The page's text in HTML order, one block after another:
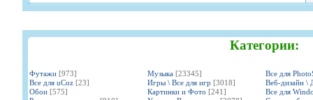
Категории:
Футажи [973] Музыка [23345]
Все для
Все для uCoz [23] Игры \ Все для игр [3018]
Веб-дизайн \
Обои [575] Картинки и Фото [241]
Все для